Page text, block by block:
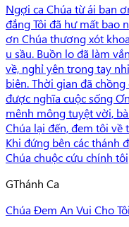
Ngợi ca Chúa từ ái ban
đắng Tôi đã hư mất bao
ơn Chúa thương xót
u sầu. Buồn lo đã làm
về, nghỉ yên trong tay
biên. Thời gian đã
được nghĩa cuộc sống
mênh mông tuyệt vời,
Chúa lại đến, đem tôi
Khi đứng bên các thánh
Chúa chuộc cứu chính tôi
GThánh Ca
Chúa Đem An Vui Cho Tôi